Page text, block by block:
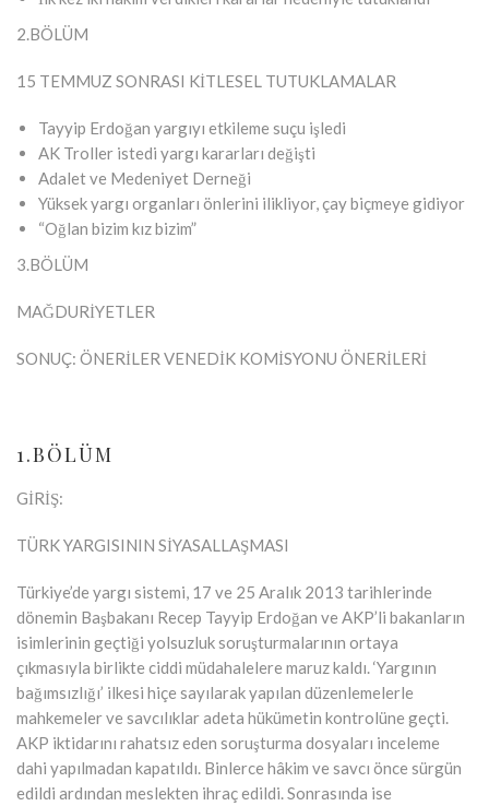
2.BÖLÜM
15 TEMMUZ SONRASI KİTLESEL TUTUKLAMALAR
Tayyip Erdoğan yargıyı etkileme suçu işledi
AK Troller istedi yargı kararları değişti
Adalet ve Medeniyet Derneği
Yüksek yargı organları önlerini ilikliyor, çay biçmeye gidiyor
“Oğlan bizim kız bizim”
3.BÖLÜM
MAĞDURİYETLER
SONUÇ: ÖNERİLER VENEDİK KOMİSYONU ÖNERİLERİ
1.BÖLÜM
GİRİŞ:
TÜRK YARGISININ SİYASALLAŞMASI
Türkiye’de yargı sistemi, 17 ve 25 Aralık 2013 tarihlerinde
dönemin Başbakanı Recep Tayyip Erdoğan ve AKP’li bakanların
isimlerinin geçtiği yolsuzluk soruşturmalarının ortaya
çıkmasıyla birlikte ciddi müdahalelere maruz kaldı. ‘Yargının
bağımsızlığı’ ilkesi hiçe sayılarak yapılan düzenlemelerle
mahkemeler ve savcılıklar adeta hükümetin kontrolüne geçti.
AKP iktidarını rahatsız eden soruşturma dosyaları inceleme
dahi yapılmadan kapatıldı. Binlerce hâkim ve savcı önce sürgün
edildi ardından meslekten ihraç edildi. Sonrasında ise